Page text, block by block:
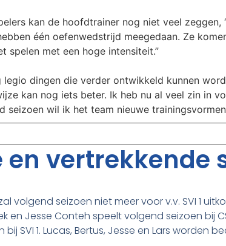
kan de hoofdtrainer nog niet veel
één oefenwedstrijd meegedaan. Ze
spelen met een hoge intensiteit.”
legio dingen die verder ontwikkeld kunnen
kan nog iets beter. Ik heb nu al veel zin in
seizoen wil ik het team nieuwe
en vertrekkende
volgend seizoen niet meer voor v.v. SVI 1
en Jesse Conteh speelt volgend seizoen bij
SVI 1. Lucas, Bertus, Jesse en Lars worden